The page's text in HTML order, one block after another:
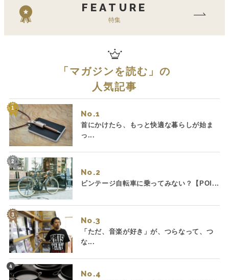
FEATURE
特集
「マガジンを読む 」の
人気記事
No.
首にかけたら、もっと快適な暮らしが始ま
っ...
No.
ビンテージ自転車に乗ってみない？【POI...
No.
「ただ、音楽が好き」が、つらなって、つ
な...
No.